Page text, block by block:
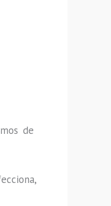
de